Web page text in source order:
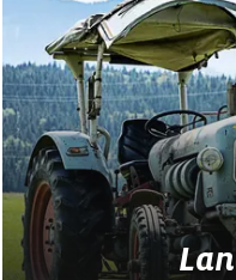
Allgäuer
natürlich ♥
Mitarbeit im Stall